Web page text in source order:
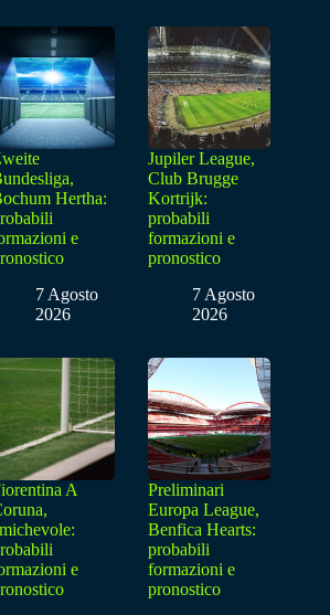
Hertha:
e
7 Agosto
2026
Jupiler League,
Club Brugge
Kortrijk:
probabili
formazioni e
pronostico
7 Agosto
2026
A
e
Preliminari
Europa League,
Benfica Hearts:
probabili
formazioni e
pronostico